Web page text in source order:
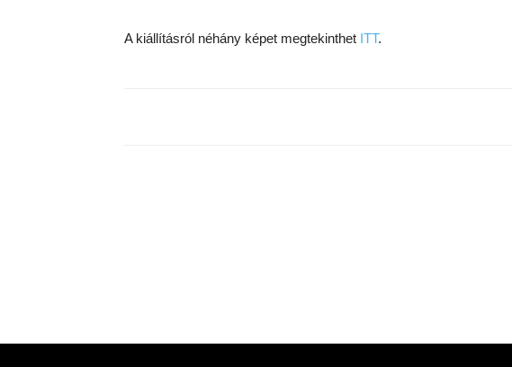
A kiállításról néhány képet megtekinthet ITT.